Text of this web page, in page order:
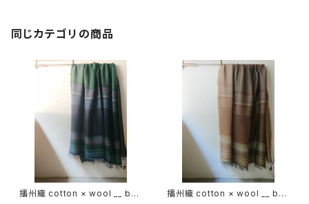
同じカテゴリの商品
播州織 cotton × wool __ bor
播州織 cotton × wool __ bor